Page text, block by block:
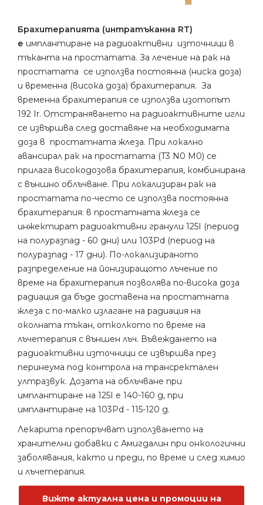
Брахитерапията (интратъканна RT)
е имплантиране на радиоактивни източници в
тъканта на простатата. За лечение на рак на
простатата се използва постоянна (ниска доза)
и временна (висока доза) брахитерапия. За
временна брахитерапия се използва изотопът
192 Ir. Отстраняването на радиоактивните игли
се извършва след доставяне на необходимата
доза в простатната жлеза. При локално
авансирал рак на простатата (T3 N0 M0) се
прилага високодозова брахитерапия, комбинирана
с външно облъчване. При локализиран рак на
простатата по-често се използва постоянна
брахитерапия: в простатната жлеза се
инжектират радиоактивни гранули 125I (период
на полуразпад - 60 дни) или 103Pd (период на
полуразпад - 17 дни). По-локализираното
разпределение на йонизиращото лъчение по
време на брахитерапия позволява по-висока доза
радиация да бъде доставена на простатната
жлеза с по-малко излагане на радиация на
околната тъкан, отколкото по време на
лъчетерапия с външен лъч. Въвеждането на
радиоактивни източници се извършва през
перинеума под контрола на трансректален
ултразвук. Дозата на облъчване при
имплантиране на 125I е 140-160 g, при
имплантиране на 103Pd - 115-120 g.
Лекарита препоръчват използването на
хранителни добавки с Амигдалин при онкологични
заболявания, както и преди, по време и след химио
и лъчетерапия.
Вижте актуална цена и промоции на